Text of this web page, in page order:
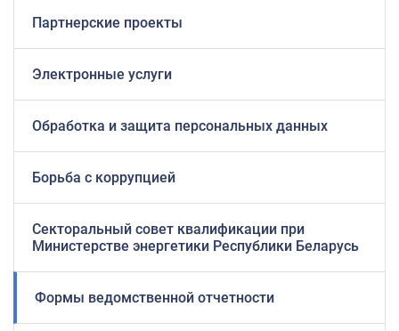
Партнерские проекты
Электронные услуги
Обработка и защита персональных данных
Борьба с коррупцией
Секторальный совет квалификации при
Министерстве энергетики Республики Беларусь
Формы ведомственной отчетности